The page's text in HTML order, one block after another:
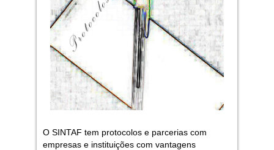
O SINTAF tem protocolos e parcerias com
empresas e instituições com vantagens